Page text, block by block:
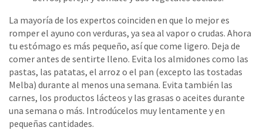
La mayoría de los expertos coinciden en que lo mejor es
romper el ayuno con verduras, ya sea al vapor o crudas. Ahora
tu estómago es más pequeño, así que come ligero. Deja de
comer antes de sentirte lleno. Evita los almidones como las
pastas, las patatas, el arroz o el pan (excepto las tostadas
Melba) durante al menos una semana. Evita también las
carnes, los productos lácteos y las grasas o aceites durante
una semana o más. Introdúcelos muy lentamente y en
pequeñas cantidades.